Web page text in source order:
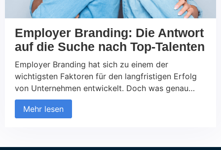
Employer Branding: Die Antwort
auf die Suche nach Top-Talenten
Employer Branding hat sich zu einem der
wichtigsten Faktoren für den langfristigen Erfolg
von Unternehmen entwickelt. Doch was genau
verbirgt sich hinter diesem Begriff und warum ist
er von zunehmender Bedeutung für Organisationen
Employer Branding für Unternehmen spielt. Wir
Mehr lesen